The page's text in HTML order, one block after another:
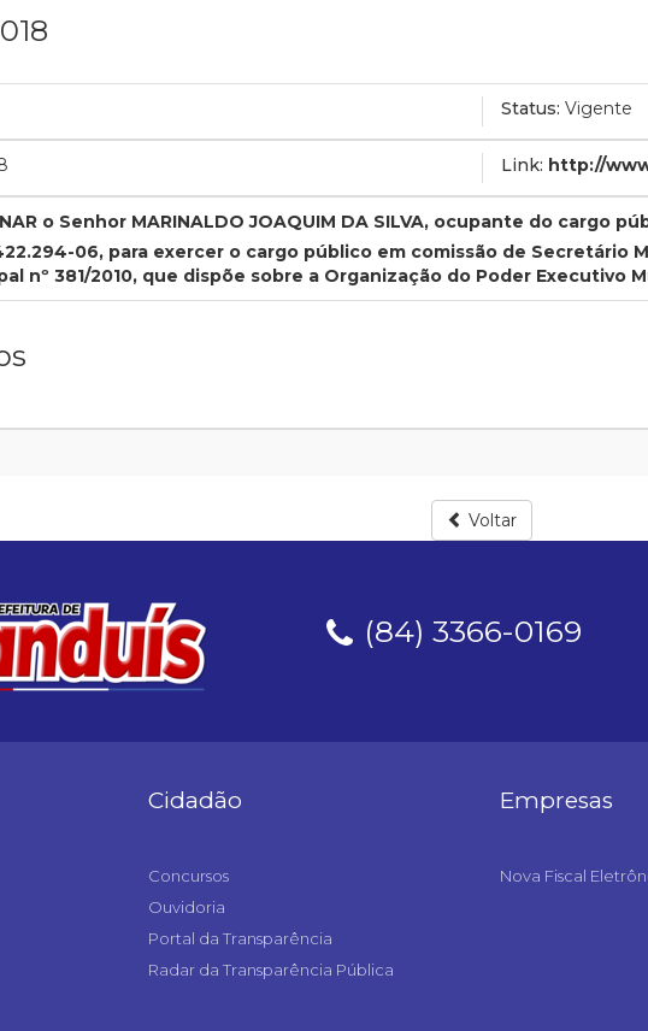
Status: Vigente
Link: http://
o Senhor MARINALDO JOAQUIM DA SILVA, ocupante do cargo
06, para exercer o cargo público em comissão de Secretário
nº 381/2010, que dispõe sobre a Organização do Poder Executivo
Voltar
(84) 3366-0169
Cidadão
Concursos
Ouvidoria
Portal da Transparência
Radar da Transparência Pública
Empresas
Nova Fiscal